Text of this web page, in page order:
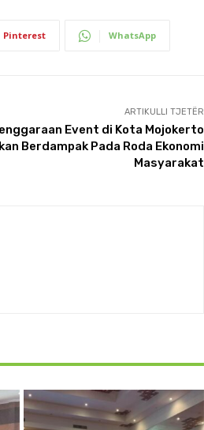
Pinterest WhatsApp
ARTIKULLI TJETËR
Event di Kota Mojokerto
Berdampak Pada Roda Ekonomi
Masyarakat